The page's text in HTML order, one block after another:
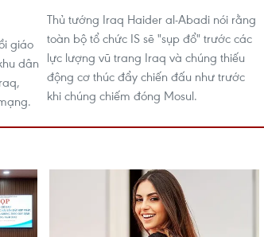
giáo
dân
Thủ tướng Iraq Haider al-Abadi nói rằng
toàn bộ tổ chức IS sẽ "sụp đổ" trước các
lực lượng vũ trang Iraq và chúng thiếu
động cơ thúc đẩy chiến đấu như trước
khi chúng chiếm đóng Mosul.